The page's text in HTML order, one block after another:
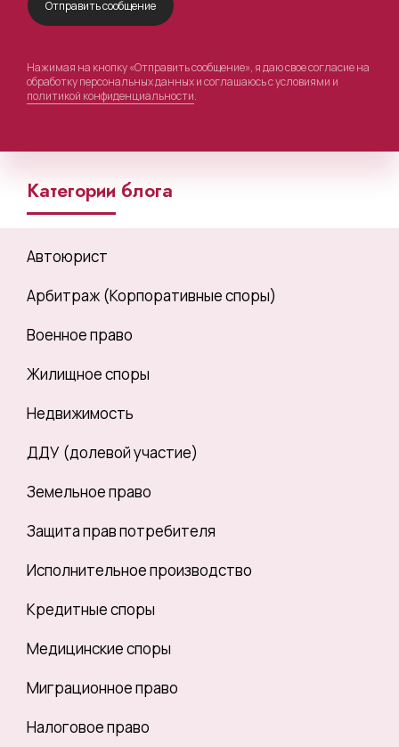
Нажимая на кнопку «Отправить сообщение», я даю свое согласие на
обработку персональных данных и соглашаюсь с условиями и
политикой конфиденциальности.
Категории блога
Автоюрист
Арбитраж (Корпоративные споры)
Военное право
Жилищное споры
Недвижимость
ДДУ (долевой участие)
Земельное право
Защита прав потребителя
Исполнительное производство
Кредитные споры
Медицинские споры
Миграционное право
Налоговое право